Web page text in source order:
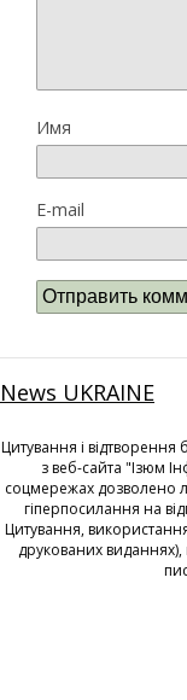
Имя
E-mail
News UKRAINE
Цитування і відтворення
з веб-сайта "Ізюм
соцмережах дозволено
гіперпосилання на
Цитування,
друкованих